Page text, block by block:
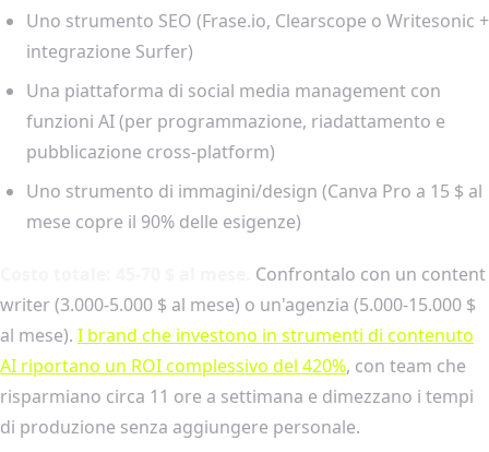
Uno strumento SEO (Frase.io, Clearscope o Writesonic +
integrazione Surfer)
Una piattaforma di social media management con
funzioni AI (per programmazione, riadattamento e
pubblicazione cross-platform)
Uno strumento di immagini/design (Canva Pro a 15 $ al
mese copre il 90% delle esigenze)
Confrontalo con un content
writer (3.000-5.000 $ al mese) o un'agenzia (5.000-15.000 $
al mese). I brand che investono in strumenti di contenuto
AI riportano un ROI complessivo del 420%, con team che
risparmiano circa 11 ore a settimana e dimezzano i tempi
di produzione senza aggiungere personale.